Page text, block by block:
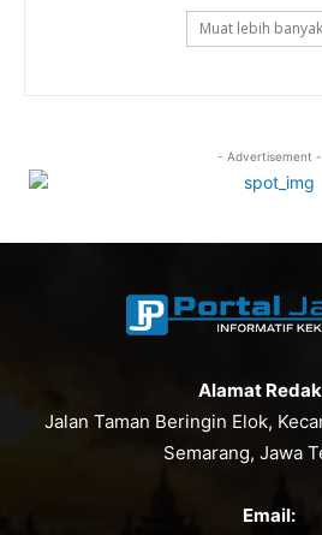
Muat lebih banyak
- Advertisement -
Alamat
Jalan Taman Beringin Elok,
Semarang, Jawa
Email: